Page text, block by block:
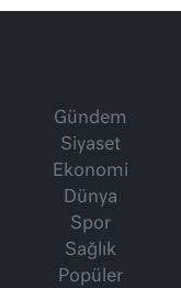
Gündem
Siyaset
Ekonomi
Dünya
Spor
Sağlık
Popüler